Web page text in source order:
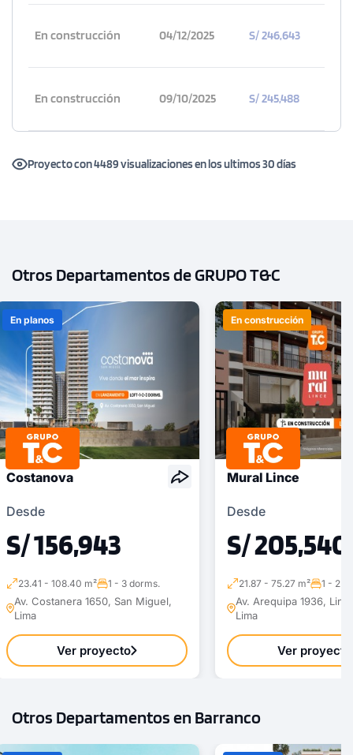
En construcción 04/12/2025 S/ 246,643
En construcción 09/10/2025 S/ 245,488
Proyecto con 4489 visualizaciones en los ultimos 30 días
Otros Departamentos de GRUPO T&C
En planos
Costanova
Desde
S/ 156,943
23.41 - 108.40 m² 1 - 3 dorms.
Av. Costanera 1650, San Miguel,
Lima
Ver proyecto
En construcción
Mural Lince
Desde
S/ 205,540
21.87 - 75.27 m² 1 - 2
Av. Arequipa 1936,
Lima
Ver proyecto
Otros Departamentos en Barranco